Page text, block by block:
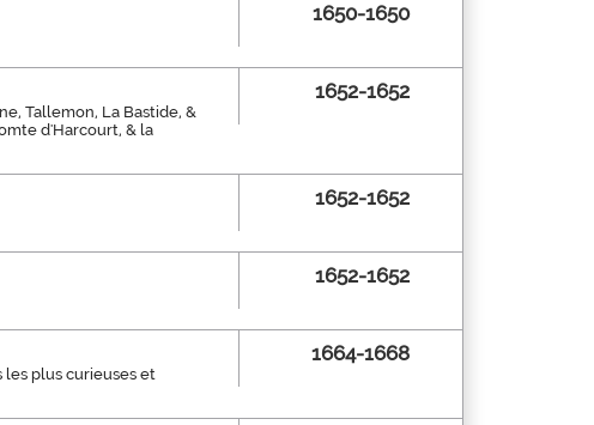
1650-1650
Tallemon, La Bastide, &
d'Harcourt, & la
1652-1652
1652-1652
1652-1652
les plus curieuses et
1664-1668